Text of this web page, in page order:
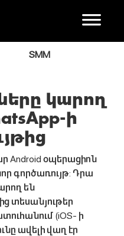
SMM
կարող
ի
Android օպերացիոն
գործառույթ: Դրա
են
տեսանյութեր
(iOS- ի
ավելի վաղ էր